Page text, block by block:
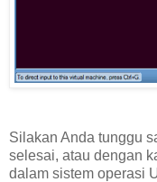
Silakan Anda tunggu
selesai, atau dengan
dalam sistem operasi